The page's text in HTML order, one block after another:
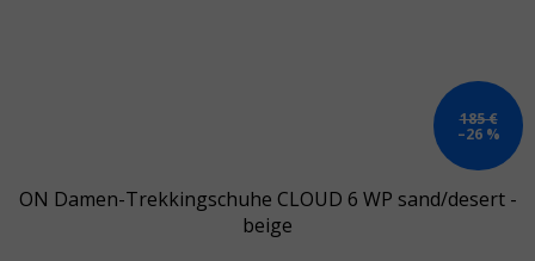
185 €
–26 %
ON Damen-Trekkingschuhe CLOUD 6 WP sand/desert -
beige